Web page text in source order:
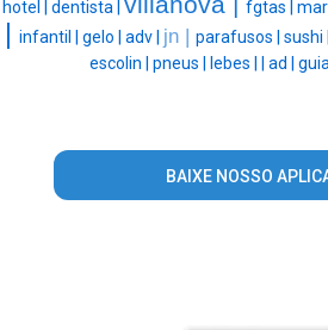
hotel | dentista | fgtas |
infantil | gelo | adv | jn | parafusos | sushi |
escolin | pneus | lebes | ad | guia
BAIXE NOSSO